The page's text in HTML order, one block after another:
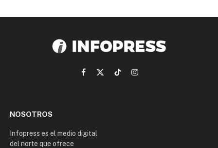
Facebook
X
TikTokInstagram
NOSOTROS
Infopress es el medio digital
del norte que ofrece